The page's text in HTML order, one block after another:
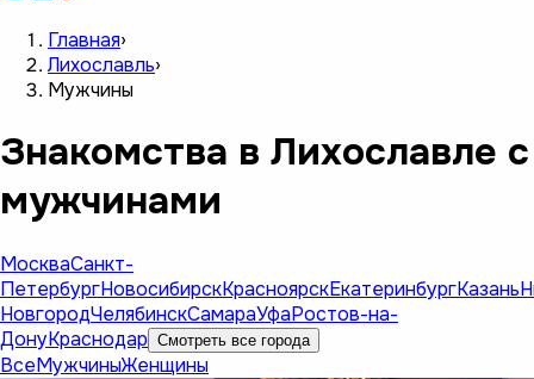
Главная›
Лихославль›
Мужчины
Знакомства в Лихославле с
мужчинами
МоскваСанкт-
ПетербургНовосибирскКрасноярскЕкатеринбургКазань
НовгородЧелябинскСамараУфаРостов-на-
ДонуКраснодар Смотреть все города
ВсеМужчиныЖенщины